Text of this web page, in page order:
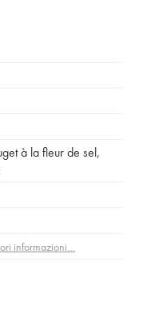
à la fleur de sel,
informazioni…